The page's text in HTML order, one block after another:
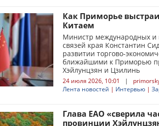
Как Приморье
Китаем
Министр международных и
связей края Константин
развитии торгово-
ближайшими к Приморью
Хэйлунцзян и Цзилинь
24 июля 2026, 10:01 |
Лента новостей | Интервью |
Глава ЕАО «сверила
провинции